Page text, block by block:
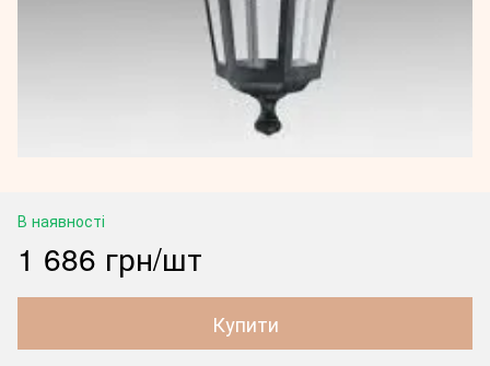
В наявності
1 686 грн/шт
Купити